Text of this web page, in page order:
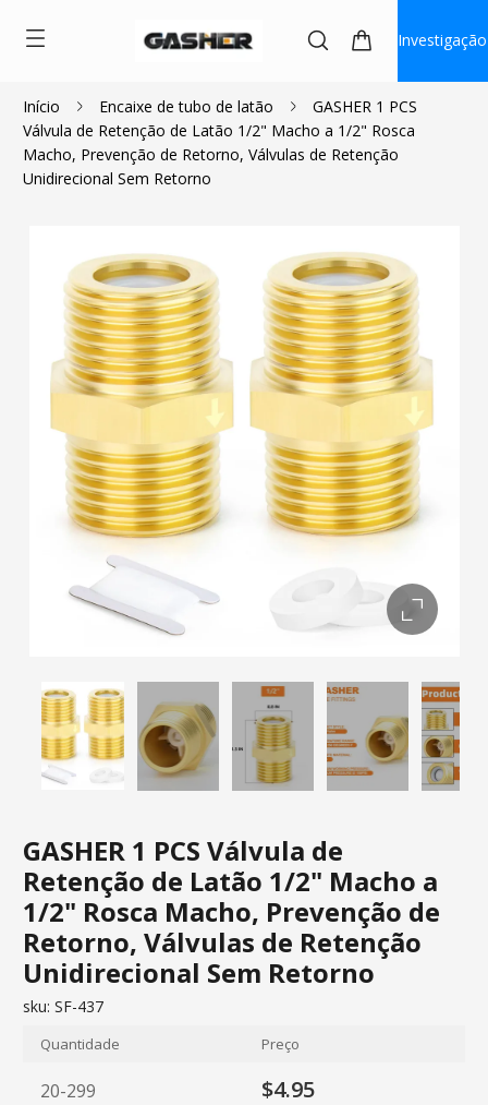
Investigação
Início Encaixe de tubo de latão
GASHER 1 PCS
Válvula de Retenção de Latão 1/2" Macho a 1/2" Rosca
Macho, Prevenção de Retorno, Válvulas de Retenção
Unidirecional Sem Retorno
GASHER 1 PCS Válvula de
Retenção de Latão 1/2" Macho a
1/2" Rosca Macho, Prevenção de
Retorno, Válvulas de Retenção
Unidirecional Sem Retorno
$4.95
sku: SF-437
Quantidade Preço
20-299 $4.95